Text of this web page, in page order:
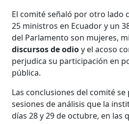
El comité señaló por otro lado
25 ministros en Ecuador y un
del Parlamento son mujeres,
discursos de odioy el acoso
perjudica su participación en
pública.
Las conclusiones del comité
sesiones de análisis que la
días 28 y 29 de octubre, en las